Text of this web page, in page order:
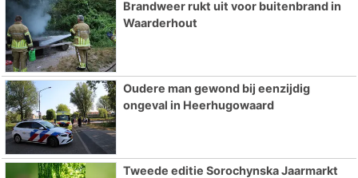
Brandweer rukt uit voor buitenbrand in
Waarderhout
Oudere man gewond bij eenzijdig
ongeval in Heerhugowaard
Tweede editie Sorochynska Jaarmarkt